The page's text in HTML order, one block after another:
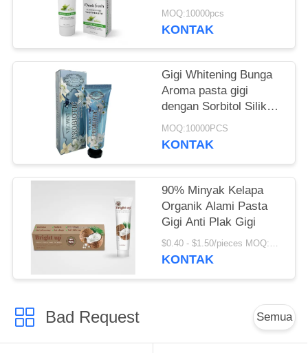
Profesional Tidak
Beracun
MOQ:10000pcs
KONTAK
Gigi Whitening Bunga
Aroma pasta gigi
dengan Sorbitol Silikon
400g kertas putih
tabung Kotak
MOQ:10000PCS
KONTAK
90% Minyak Kelapa
Organik Alami Pasta
Gigi Anti Plak Gigi
$0.40 - $1.50/pieces MOQ:240 buah
KONTAK
Bad Request Semua